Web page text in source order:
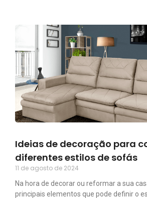
Ideias de decoração para
diferentes estilos de sofás
11 de agosto de 2024
Na hora de decorar ou reformar a sua
principais elementos que pode definir o